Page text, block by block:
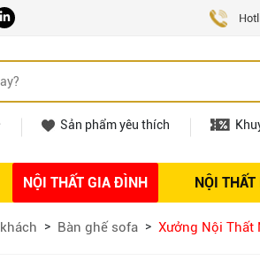
Sản phẩm yêu thích
NỘI THẤT GIA ĐÌNH NỘI THẤT
Báo giá Nội thất
Bàn ghế sofa Xưởng Nội Thất